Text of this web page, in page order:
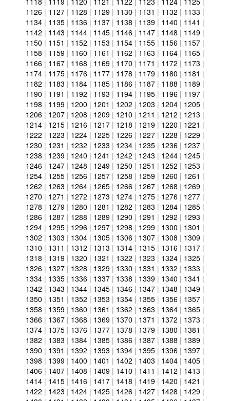
1126 | 1127 | 1128 | 1129 | 1130 | 1131 | 1132 | 1133 |
1134 | 1135 | 1136 | 1137 | 1138 | 1139 | 1140 | 1141 |
1142 | 1143 | 1144 | 1145 | 1146 | 1147 | 1148 | 1149 |
1150 | 1151 | 1152 | 1153 | 1154 | 1155 | 1156 | 1157 |
1158 | 1159 | 1160 | 1161 | 1162 | 1163 | 1164 | 1165 |
1166 | 1167 | 1168 | 1169 | 1170 | 1171 | 1172 | 1173 |
1174 | 1175 | 1176 | 1177 | 1178 | 1179 | 1180 | 1181 |
1182 | 1183 | 1184 | 1185 | 1186 | 1187 | 1188 | 1189 |
1190 | 1191 | 1192 | 1193 | 1194 | 1195 | 1196 | 1197 |
1198 | 1199 | 1200 | 1201 | 1202 | 1203 | 1204 | 1205 |
1206 | 1207 | 1208 | 1209 | 1210 | 1211 | 1212 | 1213 |
1214 | 1215 | 1216 | 1217 | 1218 | 1219 | 1220 | 1221 |
1222 | 1223 | 1224 | 1225 | 1226 | 1227 | 1228 | 1229 |
1230 | 1231 | 1232 | 1233 | 1234 | 1235 | 1236 | 1237 |
1238 | 1239 | 1240 | 1241 | 1242 | 1243 | 1244 | 1245 |
1246 | 1247 | 1248 | 1249 | 1250 | 1251 | 1252 | 1253 |
1254 | 1255 | 1256 | 1257 | 1258 | 1259 | 1260 | 1261 |
1262 | 1263 | 1264 | 1265 | 1266 | 1267 | 1268 | 1269 |
1270 | 1271 | 1272 | 1273 | 1274 | 1275 | 1276 | 1277 |
1278 | 1279 | 1280 | 1281 | 1282 | 1283 | 1284 | 1285 |
1286 | 1287 | 1288 | 1289 | 1290 | 1291 | 1292 | 1293 |
1294 | 1295 | 1296 | 1297 | 1298 | 1299 | 1300 | 1301 |
1302 | 1303 | 1304 | 1305 | 1306 | 1307 | 1308 | 1309 |
1310 | 1311 | 1312 | 1313 | 1314 | 1315 | 1316 | 1317 |
1318 | 1319 | 1320 | 1321 | 1322 | 1323 | 1324 | 1325 |
1326 | 1327 | 1328 | 1329 | 1330 | 1331 | 1332 | 1333 |
1334 | 1335 | 1336 | 1337 | 1338 | 1339 | 1340 | 1341 |
1342 | 1343 | 1344 | 1345 | 1346 | 1347 | 1348 | 1349 |
1350 | 1351 | 1352 | 1353 | 1354 | 1355 | 1356 | 1357 |
1358 | 1359 | 1360 | 1361 | 1362 | 1363 | 1364 | 1365 |
1366 | 1367 | 1368 | 1369 | 1370 | 1371 | 1372 | 1373 |
1374 | 1375 | 1376 | 1377 | 1378 | 1379 | 1380 | 1381 |
1382 | 1383 | 1384 | 1385 | 1386 | 1387 | 1388 | 1389 |
1390 | 1391 | 1392 | 1393 | 1394 | 1395 | 1396 | 1397 |
1398 | 1399 | 1400 | 1401 | 1402 | 1403 | 1404 | 1405 |
1406 | 1407 | 1408 | 1409 | 1410 | 1411 | 1412 | 1413 |
1414 | 1415 | 1416 | 1417 | 1418 | 1419 | 1420 | 1421 |
1422 | 1423 | 1424 | 1425 | 1426 | 1427 | 1428 | 1429 |